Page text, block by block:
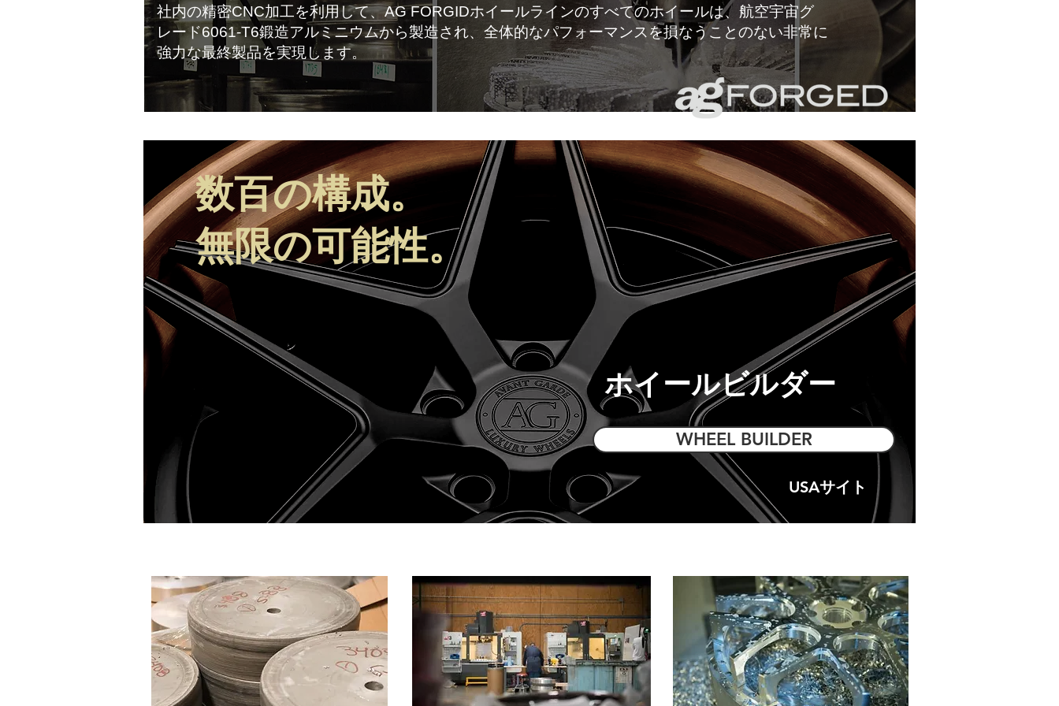
社内の精密CNC加工を利用して、AG FORGIDホイールラインのすべてのホイールは、航空宇宙グ
レード6061-T6鍛造アルミニウムから製造され、全体的なパフォーマンスを損なうことのない非常に
強力な最終製品を実現します。
数百の構成。
無限の可能性。
WHEEL BUILDER
USAサイト​
ホイールビルダー